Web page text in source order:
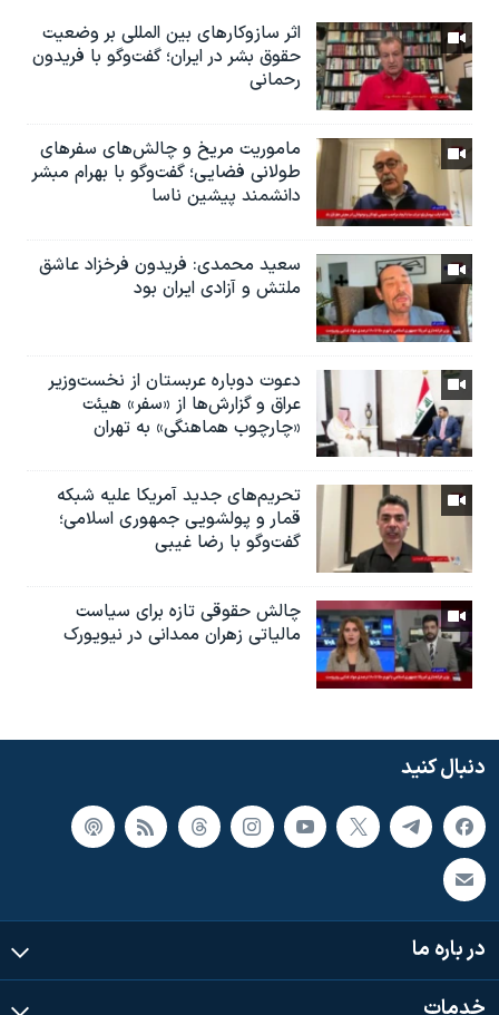
اثر ساز‌و‌کارهای بین المللی بر وضعیت
حقوق بشر در ایران؛ گفت‌وگو با فریدون
رحمانی
ماموریت مریخ و چالش‌های سفرهای
طولانی فضایی؛ گفت‌وگو با بهرام مبشر
دانشمند پیشین ناسا
سعید محمدی: فریدون فرخزاد عاشق
ملتش و آزادی ایران بود
دعوت دوباره عربستان از نخست‌وزیر
عراق و گزارش‌ها از «سفر» هیئت
«چارچوب هماهنگی» به تهران
تحریم‌های جدید آمریکا علیه شبکه
قمار و پولشویی جمهوری اسلامی؛
گفت‌وگو با رضا غیبی
چالش حقوقی تازه برای سیاست
مالیاتی زهران ممدانی در نیویورک
دنبال کنید
در باره ما
خدمات